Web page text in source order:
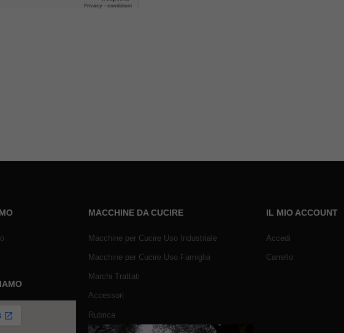
MACCHINE DA CUCIRE
Macchine per Cucire Uso Industriale
Macchine per Cucire Uso Famiglia
Marchi Trattati
Accessori
Rubrica
IL MIO ACCOUNT
Accedi
Carrello